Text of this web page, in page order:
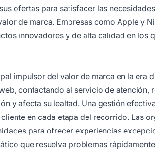
ofertas para satisfacer las
de marca. Empresas como Apple y
innovadores y de alta calidad en los
impulsor del valor de marca en la era
contactando al servicio de atención,
y afecta su lealtad. Una gestión
en cada etapa del recorrido. Las
para ofrecer experiencias
que resuelva problemas